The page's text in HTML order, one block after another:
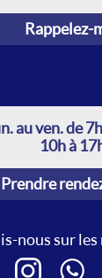
Rappelez-
au ven. de
10h à
Prendre
nous sur les
Instagram